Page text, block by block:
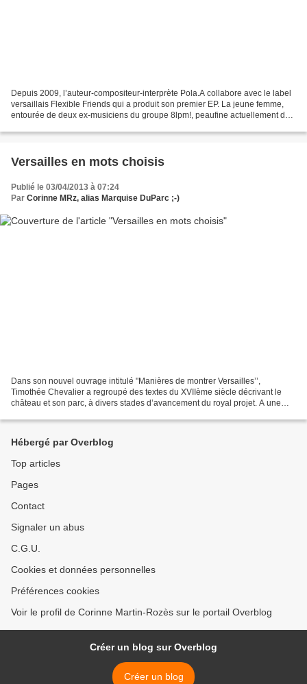
Depuis 2009, l’auteur-compositeur-interprète Pola.A collabore avec le label
versaillais Flexible Friends qui a produit son premier EP. La jeune femme,
entourée de deux ex-musiciens du groupe 8lpm!, peaufine actuellement du
Versailles en mots choisis
Publié le 03/04/2013 à 07:24
Par Corinne MRz, alias Marquise DuParc ;-)
Dans son nouvel ouvrage intitulé "Manières de montrer Versailles’’,
Timothée Chevalier a regroupé des textes du XVIIème siècle décrivant le
château et son parc, à divers stades d’avancement du royal projet. A une
Hébergé par Overblog
Top articles
Pages
Contact
Signaler un abus
C.G.U.
Cookies et données personnelles
Préférences cookies
Voir le profil de Corinne Martin-Rozès sur le portail Overblog
Créer un blog sur Overblog
Créer un blog